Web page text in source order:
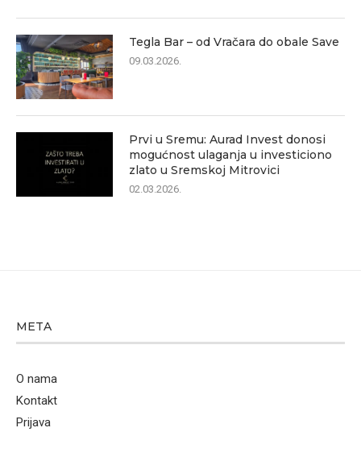
Tegla Bar – od Vračara do obale Save
09.03.2026.
Prvi u Sremu: Aurad Invest donosi
mogućnost ulaganja u investiciono
zlato u Sremskoj Mitrovici
02.03.2026.
META
O nama
Kontakt
Prijava